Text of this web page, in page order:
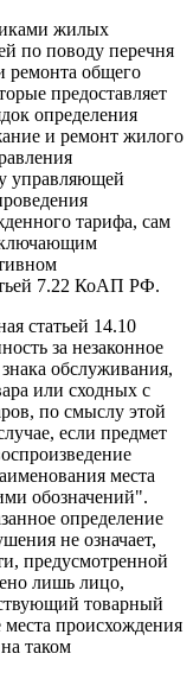
жилых
по поводу перечня
ремонта общего
предоставляет
определения
и ремонт жилого
управляющей
тарифа, сам
7.22 КоАП РФ.
статьей 14.10
за незаконное
обслуживания,
или сходных с
по смыслу этой
если предмет
места
обозначений".
определение
не означает,
предусмотренной
лишь лицо,
товарный
происхождения
таком